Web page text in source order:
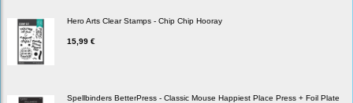
Hero Arts Clear Stamps - Chip Chip Hooray
15,99 €
Spellbinders BetterPress - Classic Mouse Happiest Place Press + Foil Plate